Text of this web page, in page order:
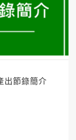
出節錄簡介